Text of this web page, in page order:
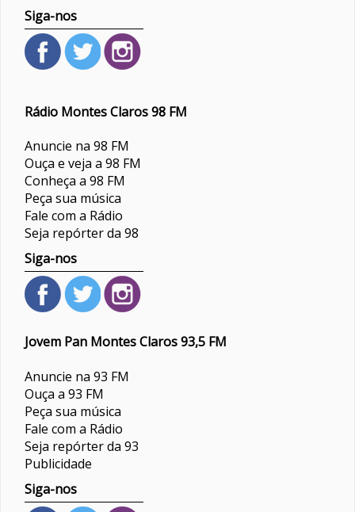
Siga-nos
Rádio Montes Claros 98 FM
Anuncie na 98 FM
Ouça e veja a 98 FM
Conheça a 98 FM
Peça sua música
Fale com a Rádio
Seja repórter da 98
Siga-nos
Jovem Pan Montes Claros 93,5 FM
Anuncie na 93 FM
Ouça a 93 FM
Peça sua música
Fale com a Rádio
Seja repórter da 93
Publicidade
Siga-nos